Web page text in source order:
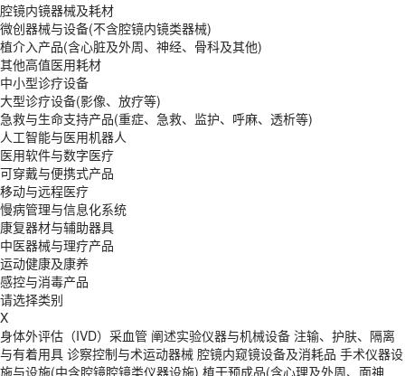
腔镜内镜器械及耗材
微创器械与设备(不含腔镜内镜类器械)
植介入产品(含心脏及外周、神经、骨科及其他)
其他高值医用耗材
中小型诊疗设备
大型诊疗设备(影像、放疗等)
急救与生命支持产品(重症、急救、监护、呼麻、透析等)
人工智能与医用机器人
医用软件与数字医疗
可穿戴与便携式产品
移动与远程医疗
慢病管理与信息化系统
康复器材与辅助器具
中医器械与理疗产品
运动健康及康养
感控与消毒产品
请选择类别
X
身体外评估（IVD）采血管 阐述实验仪器与机械设备 注输、护肤、隔离
与有着用具 诊察控制与术运动器械 腔镜内窥镜设备及消耗品 手术仪器设
施与设施(中含腔镜腔镜类仪器设施) 植干预成品(含心理及外周、面神